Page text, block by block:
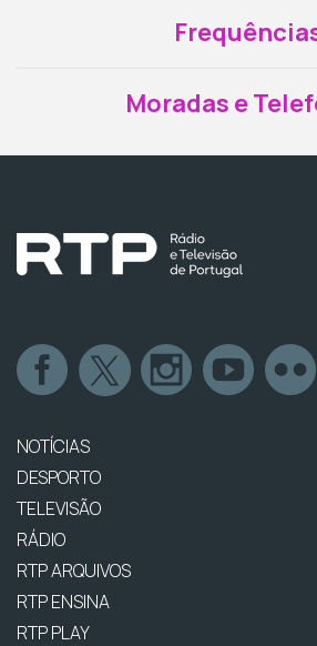
Moradas e
NOTÍCIAS
DESPORTO
TELEVISÃO
RÁDIO
RTP ARQUIVOS
RTP ENSINA
RTP PLAY